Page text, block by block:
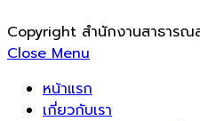
Copyright สำนักงานสาธารณ
Close Menu
หน้าแรก
เกี่ยวกับเรา